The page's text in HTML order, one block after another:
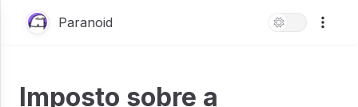
Paranoid
Imposto sobre a